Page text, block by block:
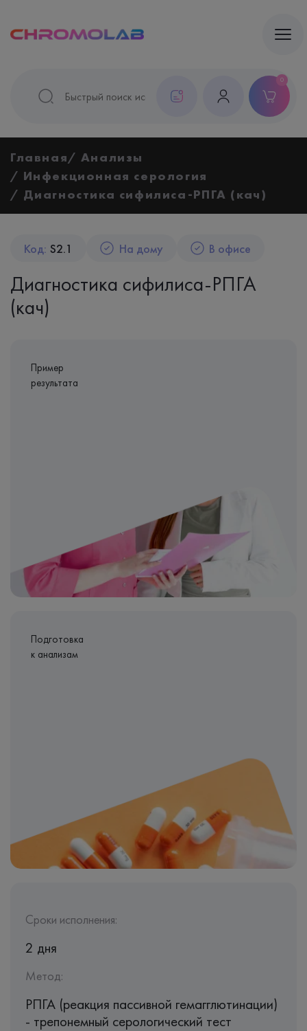
0
Главная
Анализы
Инфекционная серология
Диагностика сифилиса-РПГА (кач)
Код: S2.1 На дому В офисе
Диагностика сифилиса-РПГА
(кач)
Пример
результата
Подготовка
к анализам
Сроки исполнения:
2 дня
Метод:
РПГА (реакция пассивной гемагглютинации)
- трепонемный серологический тест